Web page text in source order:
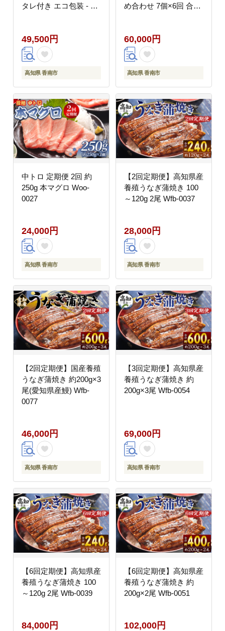
タレ付き エコ包装 - 鰻
ん 丼 たれ 簡易 Wyw-
0071
49,500円
高知県 香南市
め合わせ 7個×6回 合計
0076
60,000円
高知県 香南市
中トロ 定期便 2回 約
250g 本マグロ Woo-
0027
24,000円
高知県 香南市
【2回定期便】高知県産
養殖うなぎ蒲焼き 100
～120g 2尾 Wfb-0037
28,000円
高知県 香南市
【2回定期便】国産養殖
うなぎ蒲焼き 約200g×3
尾(愛知県産鰻) Wfb-
0077
46,000円
高知県 香南市
【3回定期便】高知県産
養殖うなぎ蒲焼き 約
200g×3尾 Wfb-0054
69,000円
高知県 香南市
【6回定期便】高知県産
養殖うなぎ蒲焼き 100
～120g 2尾 Wfb-0039
84,000円
【6回定期便】高知県産
養殖うなぎ蒲焼き 約
200g×2尾 Wfb-0051
102,000円